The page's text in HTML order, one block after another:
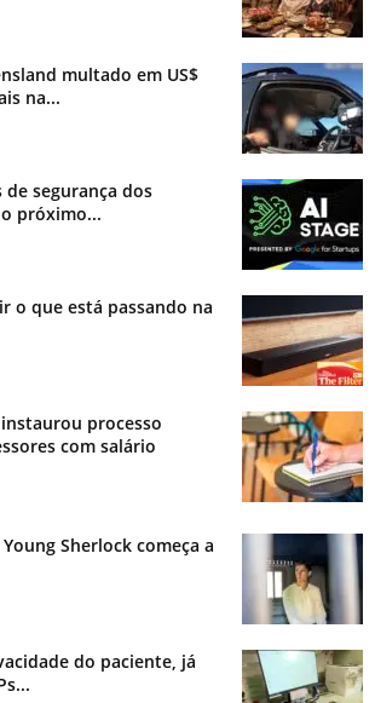
multado em US$
na...
de segurança dos
próximo...
o que está passando na
processo
com salário
Sherlock começa a
do paciente, já